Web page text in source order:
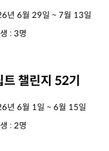
년 6월 29일 ~ 7월 13일
: 3명
챌린지 52기
년 6월 1일 ~ 6월 15일
: 2명